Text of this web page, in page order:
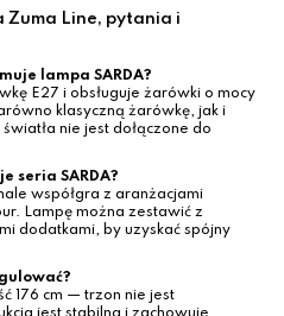
Zuma Line, pytania i
lampa SARDA?
E27 i obsługuje żarówki o mocy
klasyczną żarówkę, jak i
nie jest dołączone do
seria SARDA?
współgra z aranżacjami
Lampę można zestawić z
dodatkami, by uzyskać spójny
176 cm — trzon nie jest